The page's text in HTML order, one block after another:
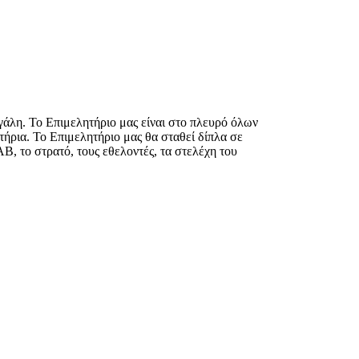
Το Επιμελητήριο μας είναι στο πλευρό όλων
Το Επιμελητήριο μας θα σταθεί δίπλα σε
το στρατό, τους εθελοντές, τα στελέχη του